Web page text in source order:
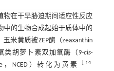
物在干旱胁迫期间适应性反应
中的生物合成起始于质体中的
玉米黄质被ZEP酶（zeaxanthin
类胡萝卜素双加氧酶（9-cis-
，NCED）转化为黄素
14-